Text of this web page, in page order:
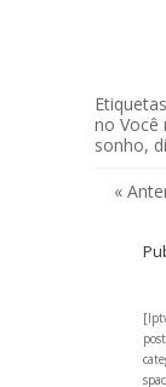
no Você
sonho,
«